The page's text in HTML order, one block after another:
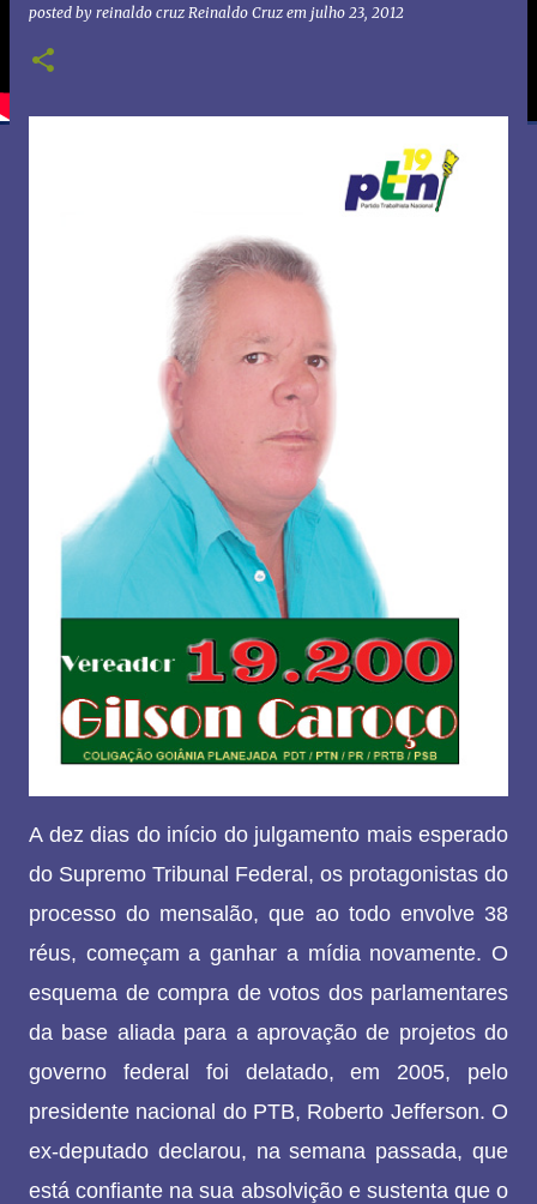
posted by reinaldo cruz Reinaldo Cruz em julho 23, 2012
A dez dias do início do julgamento mais esperado
do Supremo Tribunal Federal, os protagonistas do
processo do mensalão, que ao todo envolve 38
réus, começam a ganhar a mídia novamente. O
esquema de compra de votos dos parlamentares
da base aliada para a aprovação de projetos do
governo federal foi delatado, em 2005, pelo
presidente nacional do PTB, Roberto Jefferson. O
ex-deputado declarou, na semana passada, que
está confiante na sua absolvição e sustenta que o